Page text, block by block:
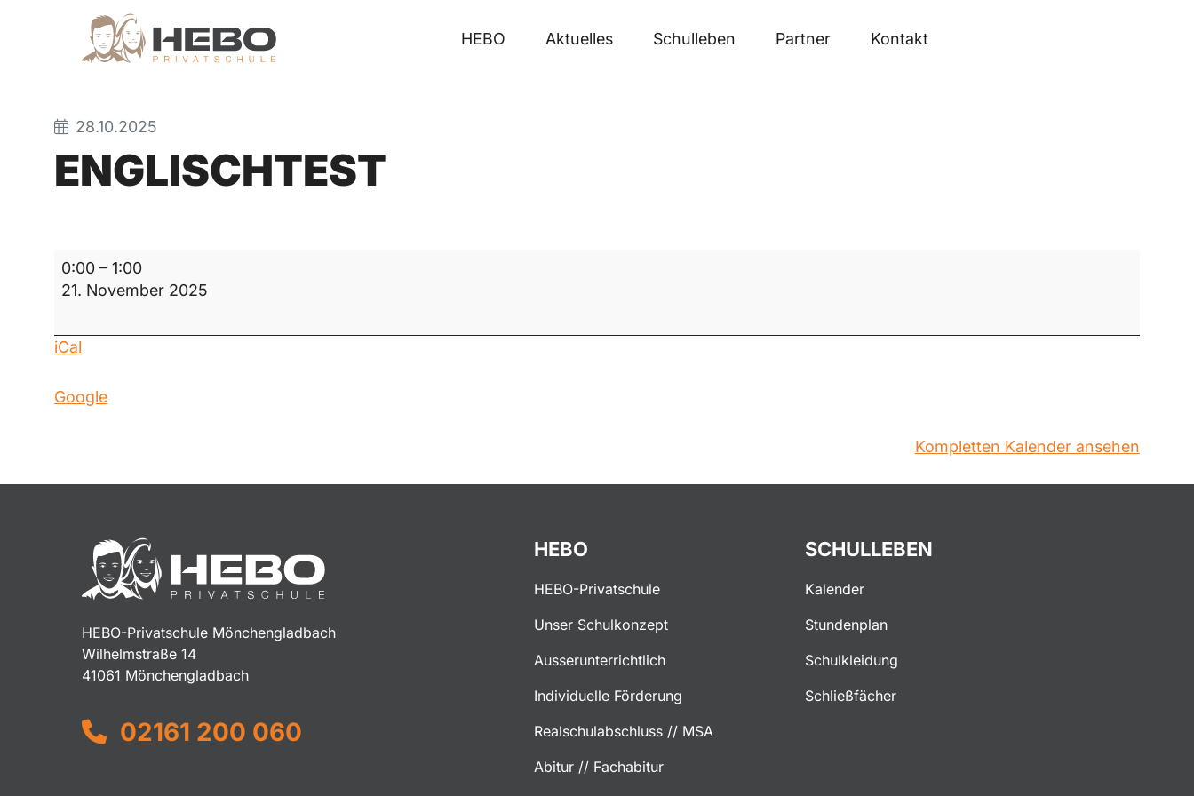
HEBO Aktuelles Schulleben Partner Kontakt
28.10.2025
ENGLISCHTEST
Englischtest
0:00 –1:00
21. November 2025
iCal
Google
Kompletten Kalender ansehen
HEBO-Privatschule Mönchengladbach
Wilhelmstraße 14
41061 Mönchengladbach
02161 200 060
HEBO
HEBO-Privatschule
Unser Schulkonzept
Ausserunterrichtlich
Individuelle Förderung
Realschulabschluss // MSA
Abitur // Fachabitur
SCHULLEBEN
Kalender
Stundenplan
Schulkleidung
Schließfächer